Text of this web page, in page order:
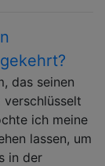
das seinen
ich meine
lassen, um
in der